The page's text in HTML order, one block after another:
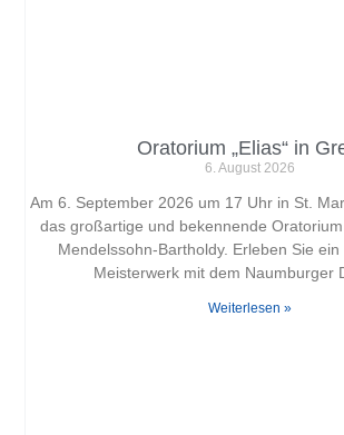
Oratorium „Elias“ in
6. August 2026
Am 6. September 2026 um 17 Uhr in St.
das großartige und bekennende Oratorium
Mendelssohn-Bartholdy. Erleben Sie
Meisterwerk mit dem Naumburger
Weiterlesen »